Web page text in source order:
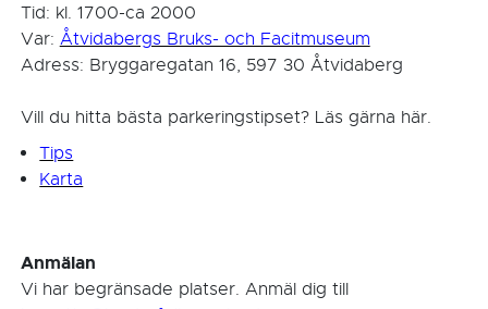
Tid: kl. 1700-ca 2000
Var: Åtvidabergs Bruks- och Facitmuseum
Adress: Bryggaregatan 16, 597 30 Åtvidaberg
Vill du hitta bästa parkeringstipset? Läs gärna här.
Tips
Karta
Anmälan
Vi har begränsade platser. Anmäl dig till